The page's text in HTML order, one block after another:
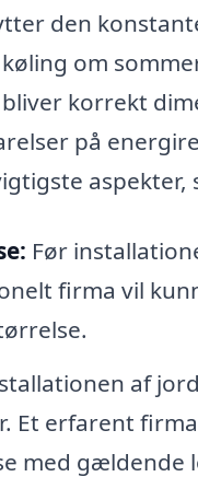
den
om
korrekt
på
Før
firma vil
af
Et erfarent
med gældende